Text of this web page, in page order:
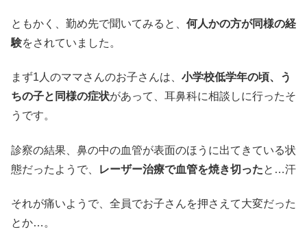
ともかく、勤め先で聞いてみると、 何人かの方が同様の経
験をされていました。
まず1人のママさんのお子さんは、 小学校低学年の頃、う
ちの子と同様の症状があって、耳鼻科に相談しに行ったそ
うです。
診察の結果、鼻の中の血管が表面のほうに出てきている状
態だったようで、
レーザー治療で血管を焼き切ったと…汗
それが痛いようで、全員でお子さんを押さえて大変だった
とか…。